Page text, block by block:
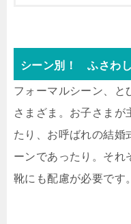
シーン別！ ふさわ
フォーマルシーン、と
さまざま。お子さまが
たり、お呼ばれの結婚
ーンであったり。それ
靴にも配慮が必要です。